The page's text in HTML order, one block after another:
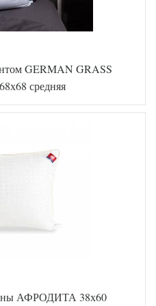
GERMAN GRASS
средняя
АФРОДИТА 38х60